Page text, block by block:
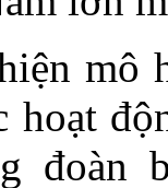
hoạt
đoàn